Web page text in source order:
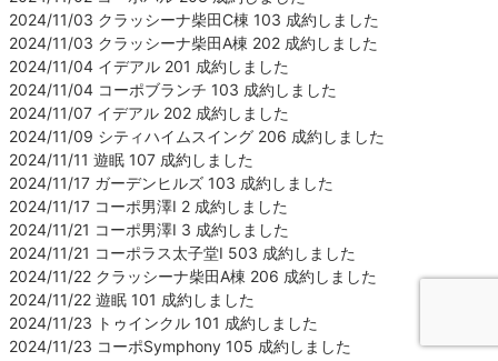
2024/11/03 クラッシーナ柴田C棟 103 成約しました
2024/11/03 クラッシーナ柴田A棟 202 成約しました
2024/11/04 イデアル 201 成約しました
2024/11/04 コーポブランチ 103 成約しました
2024/11/07 イデアル 202 成約しました
2024/11/09 シティハイムスイング 206 成約しました
2024/11/11 遊眠 107 成約しました
2024/11/17 ガーデンヒルズ 103 成約しました
2024/11/17 コーポ男澤Ⅰ 2 成約しました
2024/11/21 コーポ男澤Ⅰ 3 成約しました
2024/11/21 コーポラス太子堂Ⅰ 503 成約しました
2024/11/22 クラッシーナ柴田A棟 206 成約しました
2024/11/22 遊眠 101 成約しました
2024/11/23 トゥインクル 101 成約しました
2024/11/23 コーポSymphony 105 成約しました